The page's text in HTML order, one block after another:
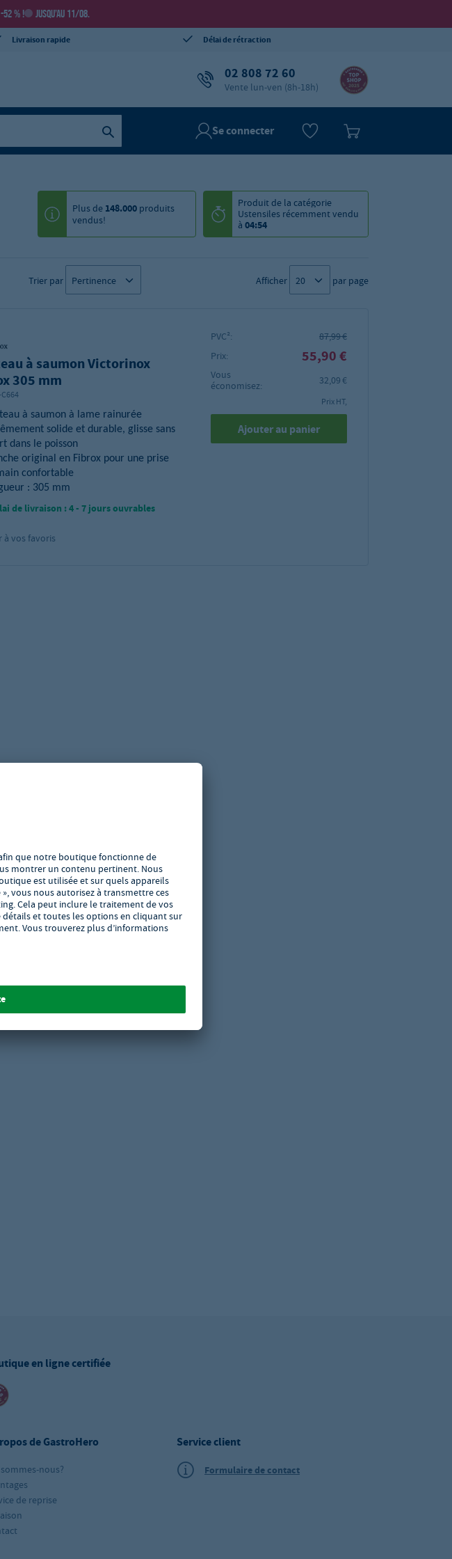
-52 % ! JUSQU’AU 11/08.
Livraison rapide Délai de rétraction
02 808 72 60
Vente lun-ven (8h-18h)
Se connecter
Plus de 148.000produits
vendus!
Produit de la catégorie
Ustensiles récemment vendu
à04:54
Trier par Afficher par page
à saumon Victorinox
305 mm
à saumon à lame rainurée
solide et durable, glisse sans
dans le poisson
original en Fibrox pour une prise
confortable
: 305 mm
de livraison : 4 - 7 jours ouvrables
à vos favoris
PVC²:
87,99 €
Prix:
55,90 €
Vous
économisez:
32,09 €
Prix HT,
Ajouter au panier
en ligne certifiée
de GastroHero
nous?
de reprise
Service client
Formulaire de contact